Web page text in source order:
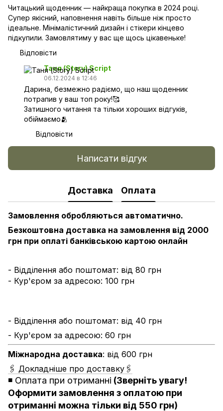
Читацький щоденник — найкраща покупка в 2024 році.
Супер якісний, наповнення навіть більше ніж просто
ідеальне. Мінімалістичний дизайн і стікери кінцево
підкупили. Замовлятиму у вас ще щось цікавеньке!
Відповісти
Таня (Story) Script
06.12.2024 в 12:46
Дарина, безмежно радіємо, що наш щоденник
потрапив у ваш топ року!🥰
Затишного читання та тільки хороших відгуків,
обіймаємо🫂
Відповісти
Написати відгук
Доставка Оплата
Замовлення обробляються автоматично.
Безкоштовна доставка на замовлення від 2000
грн при оплаті банківською картою онлайн
- Відділення або поштомат: від 80 грн
- Кур'єром за адресою: 100 грн
- Відділення або поштомат: від 40 грн
- Кур'єром за адресою: 60 грн
Міжнародна доставка: від 600 грн
🖇 Докладніше про доставку🖇
◾️ Оплата при отриманні (Зверніть увагу!
Оформити замовлення з оплатою при
отриманні можна тільки від 550 грн)